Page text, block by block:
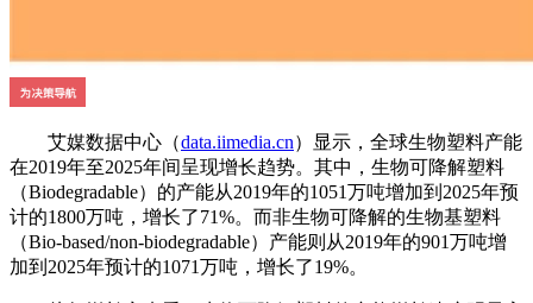
艾媒数据中心（data.iimedia.cn）显示，全球生物塑料产能
在2019年至2025年间呈现增长趋势。其中，生物可降解塑料
（Biodegradable）的产能从2019年的1051万吨增加到2025年预
计的1800万吨，增长了71%。而非生物可降解的生物基塑料
（Bio-based/non-biodegradable）产能则从2019年的901万吨增
加到2025年预计的1071万吨，增长了19%。